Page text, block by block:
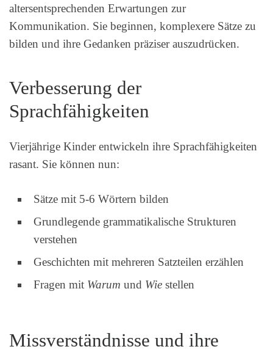
altersentsprechenden Erwartungen zur
Kommunikation. Sie beginnen, komplexere Sätze zu
bilden und ihre Gedanken präziser auszudrücken.
Verbesserung der
Sprachfähigkeiten
Vierjährige Kinder entwickeln ihre Sprachfähigkeiten
rasant. Sie können nun:
Sätze mit 5-6 Wörtern bilden
Grundlegende grammatikalische Strukturen
verstehen
Geschichten mit mehreren Satzteilen erzählen
Fragen mit Warum und Wie stellen
Missverständnisse und ihre